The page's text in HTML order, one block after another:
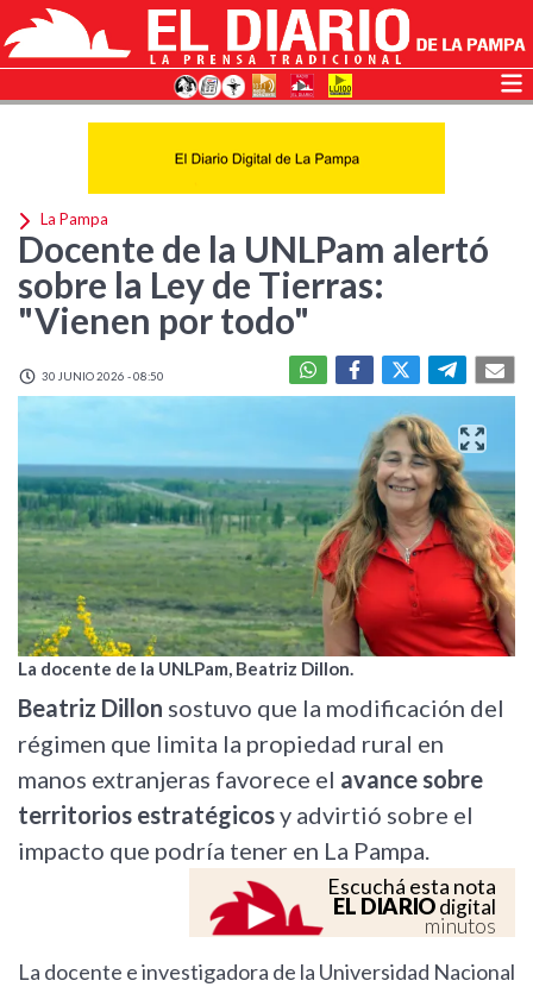
La Pampa
Docente de la UNLPam alertó
sobre la Ley de Tierras:
"Vienen por todo"
30 JUNIO 2026 - 08:50
La docente de la UNLPam, Beatriz Dillon.
Beatriz Dillon sostuvo que la modificación del
régimen que limita la propiedad rural en
manos extranjeras favorece el avance sobre
territorios estratégicosy advirtió sobre el
impacto que podría tener en La Pampa.
Escuchá esta nota
EL DIARIOdigital
minutos
La docente e investigadora de la Universidad Nacional